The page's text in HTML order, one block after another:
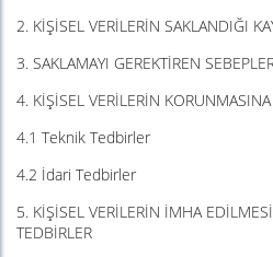
2. KİŞİSEL VERİLERİN SAKLANDIĞI
3. SAKLAMAYI GEREKTİREN
4. KİŞİSEL VERİLERİN
4.1 Teknik Tedbirler
4.2 İdari Tedbirler
5. KİŞİSEL VERİLERİN İMHA
TEDBİRLER